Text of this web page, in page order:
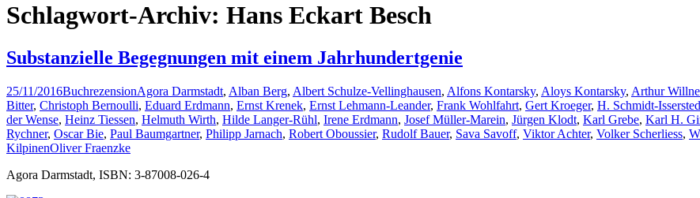
Schlagwort-Archiv: Hans Eckart Besch
Substanzielle Begegnungen mit einem Jahrhundertgenie
25/11/2016BuchrezensionAgora Darmstadt, Alban Berg, Albert Schulze-Vellinghausen, Alfons Kontarsky, Aloys Kontarsky, Arthur
Bitter, Christoph Bernoulli, Eduard Erdmann, Ernst Krenek, Ernst Lehmann-Leander, Frank Wohlfahrt, Gert Kroeger, H. Schmidt-
der Wense, Heinz Tiessen, Helmuth Wirth, Hilde Langer-Rühl, Irene Erdmann, Josef Müller-Marein, Jürgen Klodt, Karl Grebe, Karl H.
Rychner, Oscar Bie, Paul Baumgartner, Philipp Jarnach, Robert Oboussier, Rudolf Bauer, Sava Savoff, Viktor Achter, Volker Scherliess,
KilpinenOliver Fraenzke
Agora Darmstadt, ISBN: 3-87008-026-4